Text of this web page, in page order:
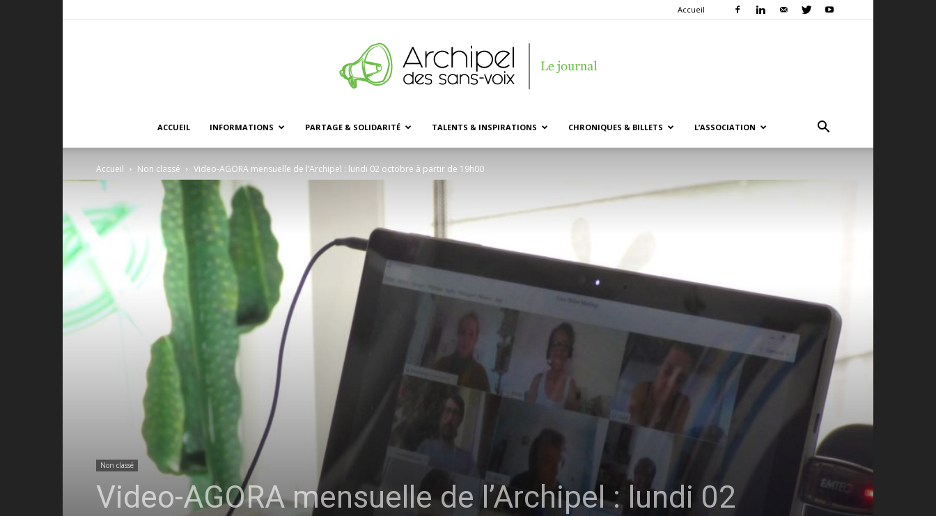
Accueil
des
ACCUEIL INFORMATIONS PARTAGE & SOLIDARITÉ TALENTS & INSPIRATIONS CHRONIQUES & BILLETS L’ASSOCIATION
Accueil Non classé Video-AGORA mensuelle de l’Archipel : lundi 02 octobre à partir de 19h00
Non classé
Video-AGORA mensuelle de l’Archipel : lundi 02